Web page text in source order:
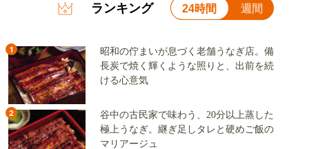
ランキング 24時間 週間
1
昭和の佇まいが息づく老舗うなぎ店。備
長炭で焼く輝くような照りと、出前を続
ける心意気
2
谷中の古民家で味わう、20分以上蒸した
極上うなぎ。継ぎ足しタレと硬めご飯の
マリアージュ